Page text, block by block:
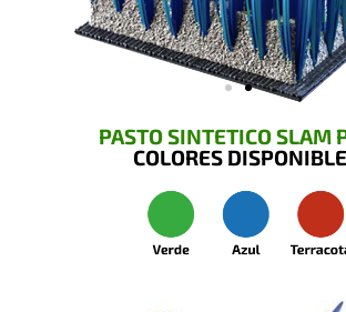
PASTO SINTETICO SLAM
COLORES